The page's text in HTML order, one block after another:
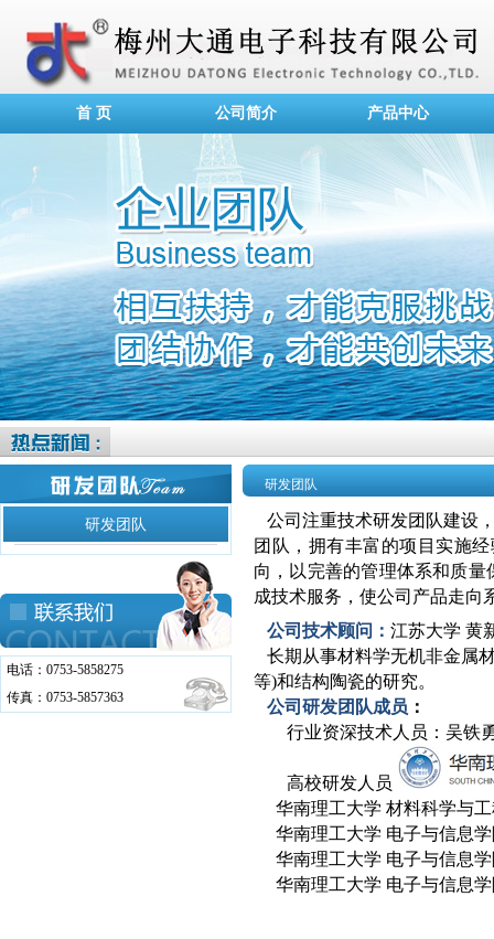
首 页 公司简介 产品中心
研发团队
电话：0753-5858275
传真：0753-5857363
研发团队
公司注重技术研发团队建设
团队 ，拥有丰富的项目实施
向，以完善的管理体系和质
成技术服务，使公司产品走向
公司技术顾问： 江苏大学 黄
长期从事材料学无机非金属
等)和结构陶瓷的研究。
公司研发团队成员 ：
行业资深技术人员：吴铁
高校研发人员
华南理工大学 材料科学与
华南理工大学 电子与信息
华南理工大学 电子与信息
华南理工大学 电子与信息